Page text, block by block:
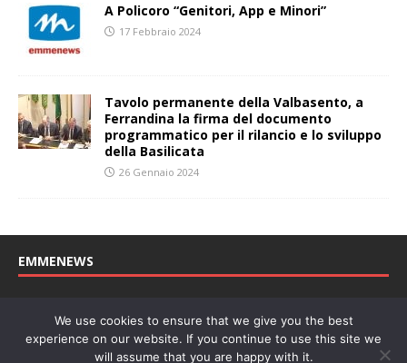
A Policoro “Genitori, App e Minori”
17 Febbraio 2024
Tavolo permanente della Valbasento, a
Ferrandina la firma del documento
programmatico per il rilancio e lo sviluppo
della Basilicata
26 Gennaio 2024
EMMENEWS
27/04/2011. Direttore Responsabile: Concetta Monzo, Editore: Deah
soc. coop. P. Iva: 01219430772
We use cookies to ensure that we give you the best
experience on our website. If you continue to use this site we
will assume that you are happy with it.